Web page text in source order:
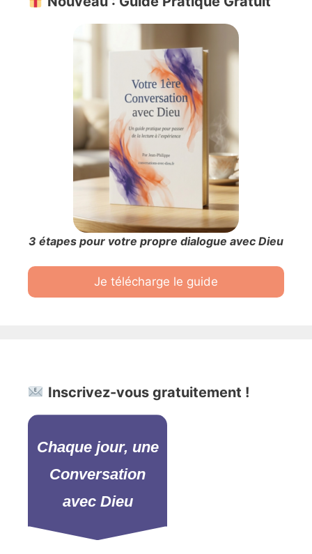
3 étapes pour votre propre dialogue avec Dieu
Je télécharge le guide
Inscrivez-vous gratuitement !
Chaque jour, une
Conversation
avec Dieu